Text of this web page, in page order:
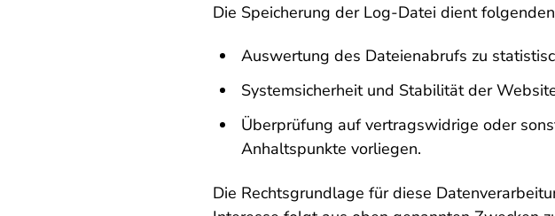
Die Speicherung der Log-Datei dient
Auswertung des Dateienabrufs zu
Systemsicherheit und Stabilität der
Überprüfung auf vertragswidrige oder
Anhaltspunkte vorliegen.
Die Rechtsgrundlage für diese